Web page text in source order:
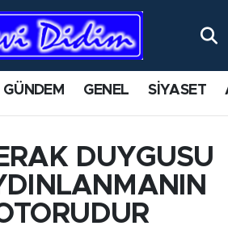
GÜNDEM GENEL SİYASET
DUYGUSU